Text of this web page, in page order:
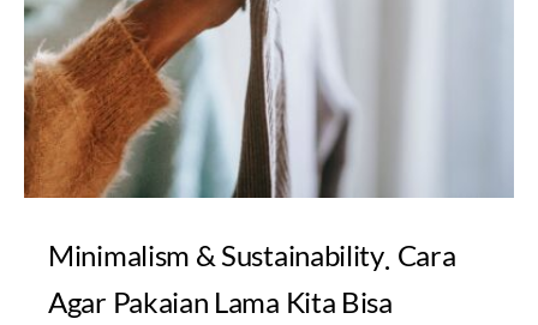
Minimalism & Sustainability Cara
Agar Pakaian Lama Kita Bisa